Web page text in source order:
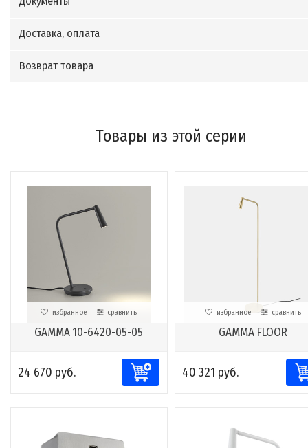
Доставка, оплата
Возврат товара
Товары из этой серии
избранное сравнить
GAMMA 10-6420-05-05
24 670 руб.
избранное сравнить
GAMMA FLOOR
40 321 руб.